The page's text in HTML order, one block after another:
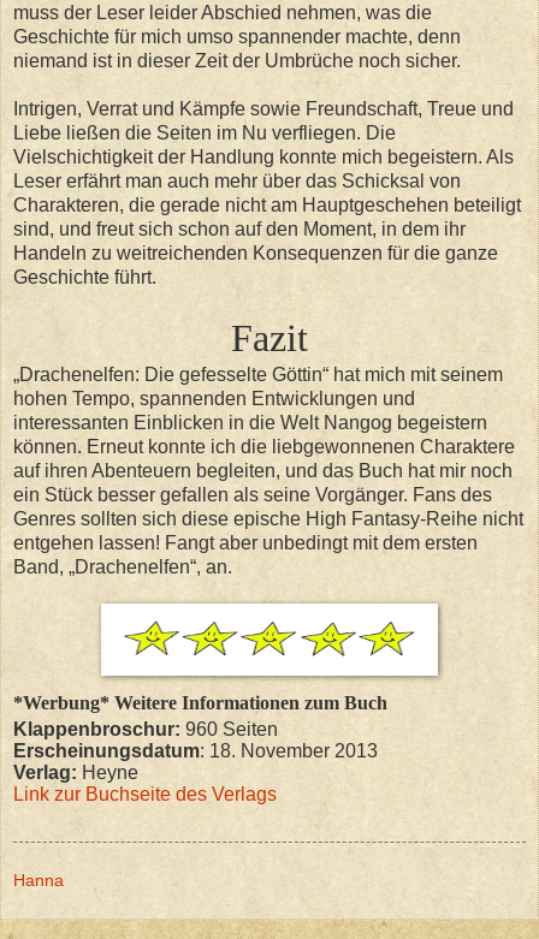
muss der Leser leider Abschied nehmen, was die
Geschichte für mich umso spannender machte, denn
niemand ist in dieser Zeit der Umbrüche noch sicher.
Intrigen, Verrat und Kämpfe sowie Freundschaft, Treue und
Liebe ließen die Seiten im Nu verfliegen. Die
Vielschichtigkeit der Handlung konnte mich begeistern. Als
Leser erfährt man auch mehr über das Schicksal von
Charakteren, die gerade nicht am Hauptgeschehen beteiligt
sind, und freut sich schon auf den Moment, in dem ihr
Handeln zu weitreichenden Konsequenzen für die ganze
Geschichte führt.
Fazit
„Drachenelfen: Die gefesselte Göttin“ hat mich mit seinem
hohen Tempo, spannenden Entwicklungen und
interessanten Einblicken in die Welt Nangog begeistern
können. Erneut konnte ich die liebgewonnenen Charaktere
auf ihren Abenteuern begleiten, und das Buch hat mir noch
ein Stück besser gefallen als seine Vorgänger. Fans des
Genres sollten sich diese epische High Fantasy-Reihe nicht
entgehen lassen! Fangt aber unbedingt mit dem ersten
Band, „Drachenelfen“, an.
*Werbung* Weitere Informationen zum Buch
Klappenbroschur: 960 Seiten
Erscheinungsdatum: 18. November 2013
Verlag: Heyne
Link zur Buchseite des Verlags
Hanna